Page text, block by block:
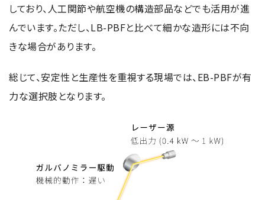
しており、人工関節や航空機の構造部品などでも活用が進
んでいます。ただし、LB-PBFと比べて細かな造形には不向
きな場合があります。
総じて、安定性と生産性を重視する現場では、EB-PBFが有
力な選択肢となります。